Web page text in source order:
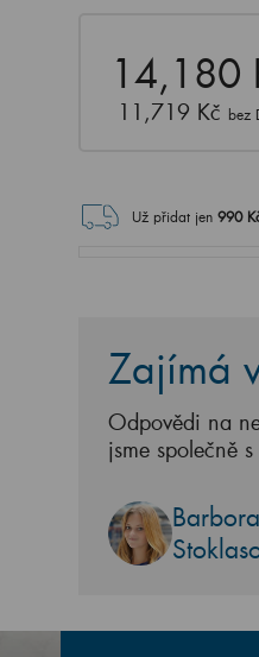
14,180
11,719 Kč bez
Už přidat jen 990
Zajímá
Odpovědi na
jsme společně
Barbora